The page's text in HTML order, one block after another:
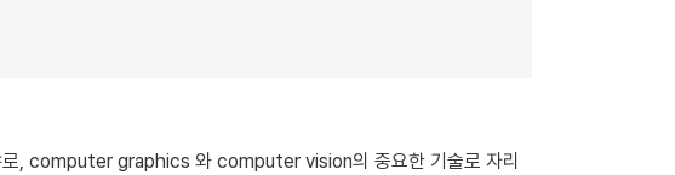
, computer graphics 와 computer vision의 중요한 기술로 자리